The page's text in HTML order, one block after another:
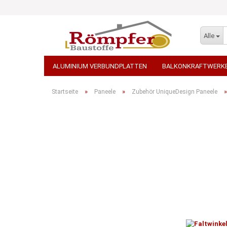
Alle
ALUMINIUM VERBUNDPLATTEN
Startseite » Paneele » Zubehör UniqueDesign Paneele »